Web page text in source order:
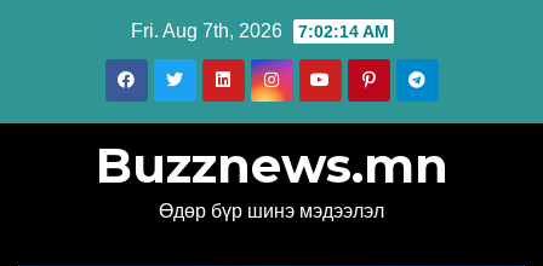
Fri. Aug 7th, 2026 7:02:15 AM
Buzznews.mn
Өдөр бүр шинэ мэдээлэл